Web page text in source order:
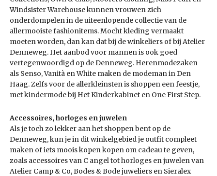
Windsister Warehouse kunnen vrouwen zich
onderdompelen in de uiteenlopende collectie van de
allermooiste fashion­items. Mocht kleding vermaakt
moeten worden, dan kan dat bij de winkeliers of bij Atelier
Denneweg. Het aanbod voor mannen is ook goed
vertegenwoordigd op de Denneweg. Herenmodezaken
als Senso, Vanità en White maken de mode­man in Den
Haag. Zelfs voor de allerkleinsten is shoppen een feestje,
met kindermode bij Het Kinderkabinet en One First Step.
Accessoires, horloges en juwelen
Als je toch zo lekker aan het shoppen bent op de
Denneweg, kun je in dit winkelgebied je outfit compleet
maken of iets moois kopen kopen om cadeau te geven,
zoals accessoires van C angel tot horloges en juwelen van
Atelier Camp & Co, Bodes & Bode juweliers en Sieralex